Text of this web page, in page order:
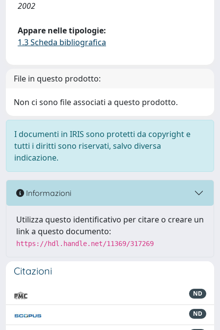
2002
Appare nelle tipologie:
1.3 Scheda bibliografica
File in questo prodotto:
Non ci sono file associati a questo prodotto.
I documenti in IRIS sono protetti da copyright e
tutti i diritti sono riservati, salvo diversa
indicazione.
Informazioni
Utilizza questo identificativo per citare o creare un
link a questo documento:
https://hdl.handle.net/11369/317269
Citazioni
ND
ND